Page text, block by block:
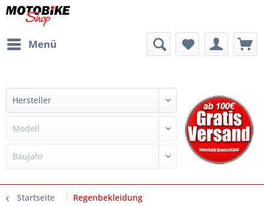
Menü
Startseite Regenbekleidung